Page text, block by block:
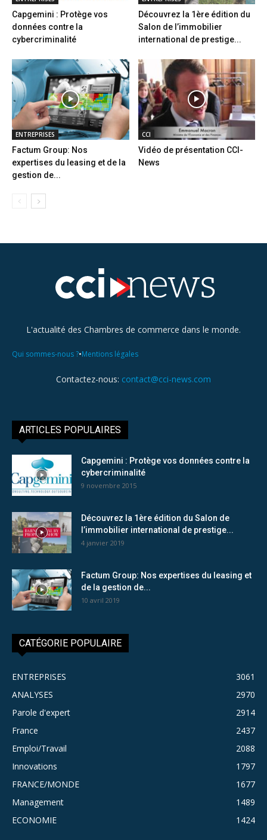
Capgemini : Protège vos
données contre la
cybercriminalité
Découvrez la 1ère édition du
Salon de l’immobilier
international de prestige...
ENTREPRISES
Factum Group: Nos
expertises du leasing et de la
gestion de...
CCI
Vidéo de présentation CCI-
News
L'actualité des Chambres de commerce dans le monde.
Qui sommes-nous ?•Mentions légales
Contactez-nous: contact@cci-news.com
ARTICLES POPULAIRES
Capgemini : Protège vos données contre la
cybercriminalité
9 novembre 2015
Découvrez la 1ère édition du Salon de
l’immobilier international de prestige...
4 janvier 2019
Factum Group: Nos expertises du leasing et
de la gestion de...
10 avril 2019
CATÉGORIE POPULAIRE
ENTREPRISES
3061
ANALYSES
2970
Parole d'expert
2914
France
2437
Emploi/Travail
2088
Innovations
1797
FRANCE/MONDE
1677
Management
1489
ECONOMIE
1424